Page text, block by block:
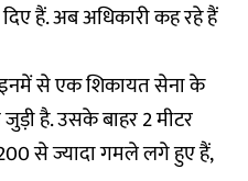
हैं. अब अधिकारी कह रहे हैं
से एक शिकायत सेना के
है. उसके बाहर 2 मीटर
200 से ज्यादा गमले लगे हुए हैं,